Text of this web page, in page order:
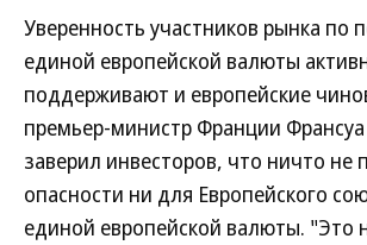
Уверенность участников рынка по
единой европейской валюты
поддерживают и европейские
премьер-министр Франции
заверил инвесторов, что ничто не
опасности ни для Европейского
единой европейской валюты. "Это